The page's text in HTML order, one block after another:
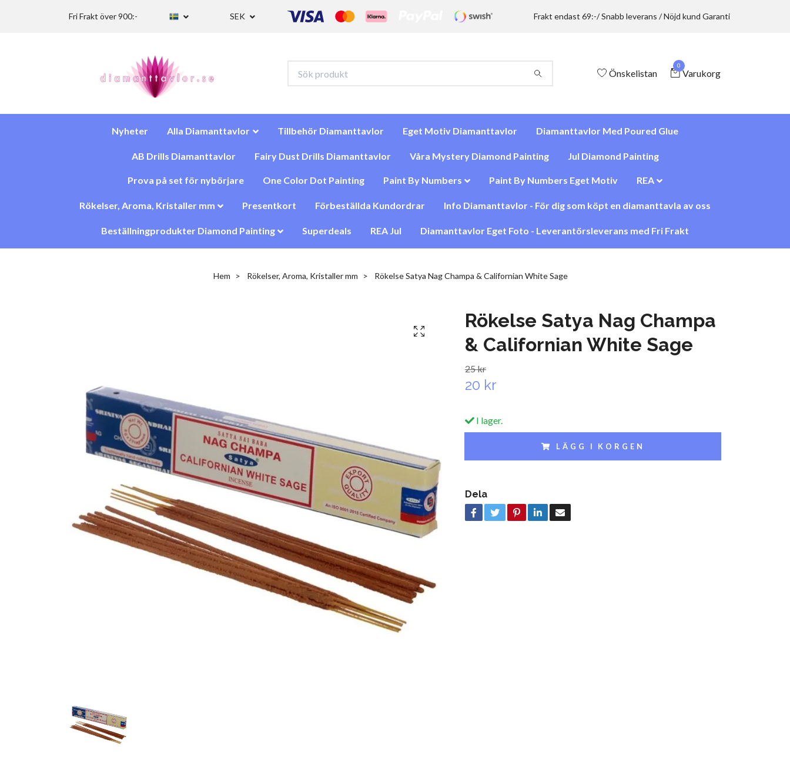
Fri Frakt över 900:- SEK Frakt endast 69:-/ Snabb leverans / Nöjd kund Garanti
Önskelistan
0
Varukorg
Nyheter Alla Diamanttavlor Tillbehör Diamanttavlor Eget Motiv Diamanttavlor Diamanttavlor Med Poured Glue
AB Drills Diamanttavlor Fairy Dust Drills Diamanttavlor Våra Mystery Diamond Painting Jul Diamond Painting
Prova på set för nybörjare One Color Dot Painting Paint By Numbers Paint By Numbers Eget Motiv REA
Rökelser, Aroma, Kristaller mm Presentkort Förbeställda Kundordrar Info Diamanttavlor - För dig som köpt en diamanttavla av oss
Beställningprodukter Diamond Painting Superdeals REA Jul Diamanttavlor Eget Foto - Leverantörsleverans med Fri Frakt
Hem Rökelser, Aroma, Kristaller mm Rökelse Satya Nag Champa & Californian White Sage
Rökelse Satya Nag Champa
& Californian White Sage
25 kr
20 kr
I lager.
LÄGG I KORGEN
Dela